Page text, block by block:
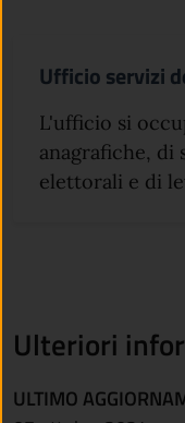
Ufficio servizi
L'ufficio si
anagrafiche, di
elettorali e di
Ulteriori
ULTIMO